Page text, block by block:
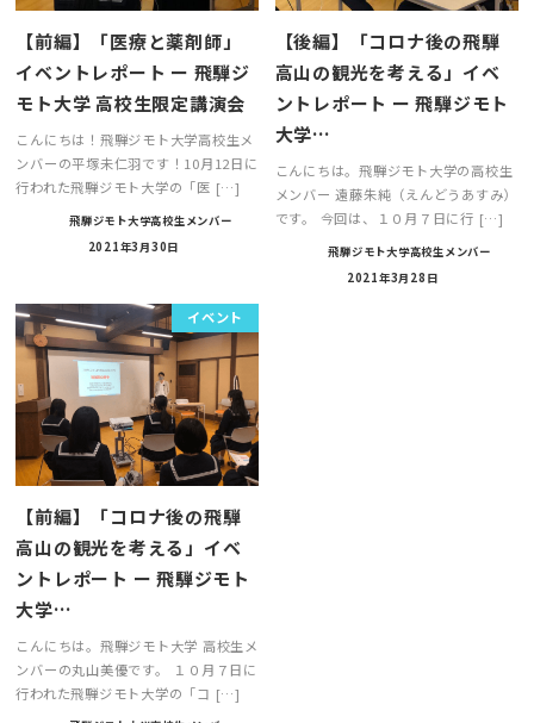
【前編】「医療と薬剤師」
イベントレポート ー 飛騨ジ
モト大学 高校生限定講演会
こんにちは！飛騨ジモト大学高校生メ
ンバーの平塚未仁羽です！10月12日に
行われた飛騨ジモト大学の「医 […]
飛騨ジモト大学高校生メンバー
2021年3月30日
【後編】「コロナ後の飛騨
高山の観光を考える」イベ
ントレポート ー 飛騨ジモト
大学…
こんにちは。飛騨ジモト大学の高校生
メンバー 遠藤朱純（えんどうあすみ）
です。 今回は、１０月７日に行 […]
飛騨ジモト大学高校生メンバー
2021年3月28日
イベント
【前編】「コロナ後の飛騨
高山の観光を考える」イベ
ントレポート ー 飛騨ジモト
大学…
こんにちは。飛騨ジモト大学 高校生メ
ンバーの丸山美優です。 １０月７日に
行われた飛騨ジモト大学の「コ […]